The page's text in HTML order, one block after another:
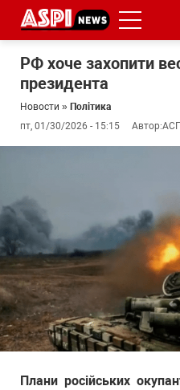
РФ хоче захопити
президента
Новости » Політика
пт, 01/30/2026 - 15:15
Автор:
Плани російських